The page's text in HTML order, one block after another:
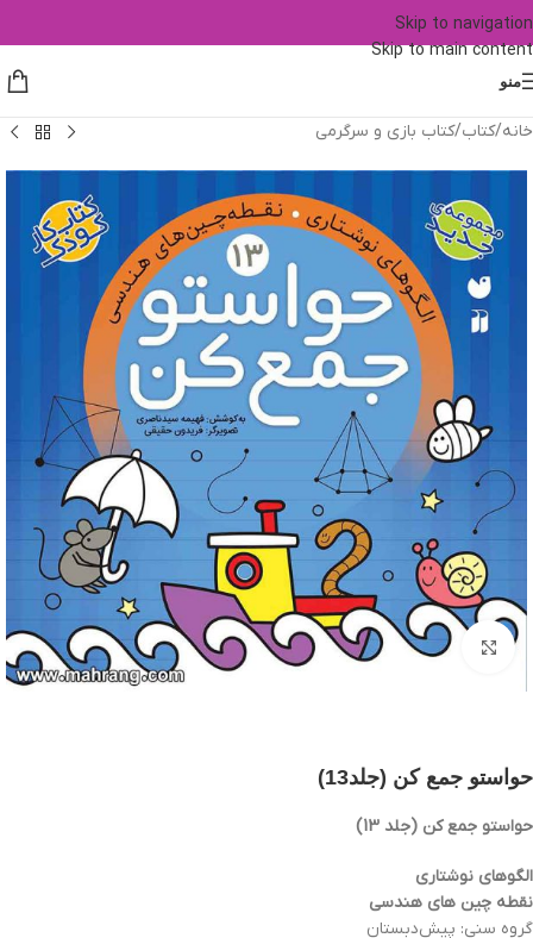
Skip to navigation
Skip to main content
منو
خانه/کتاب/کتاب بازی و سرگرمی
بزرگنمایی تصویر
حواستو جمع کن (جلد13)
حواستو جمع کن (جلد 13)
الگوهای نوشتاری
نقطه چین های هندسی
گروه سنی: پيش‌دبستان